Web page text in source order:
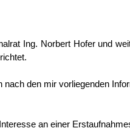
Ing. Norbert Hofer und
nach den mir vorliegenden
an einer